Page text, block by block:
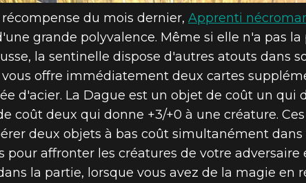
du mois dernier, Apprenti
grande polyvalence. Même si elle n'a pas
la sentinelle dispose d'autres atouts dans
offre immédiatement deux cartes
d'acier. La Dague est un objet de coût un qui
coût deux qui donne +3/+0 à une créature.
deux objets à bas coût simultanément
pour affronter les créatures de votre
la partie, lorsque vous avez de la magie en